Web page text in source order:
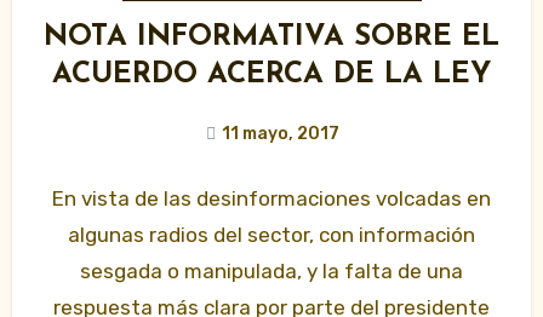
NOTA INFORMATIVA SOBRE EL
ACUERDO ACERCA DE LA LEY
11 mayo, 2017
En vista de las desinformaciones volcadas en
algunas radios del sector, con información
sesgada o manipulada, y la falta de una
respuesta más clara por parte del presidente